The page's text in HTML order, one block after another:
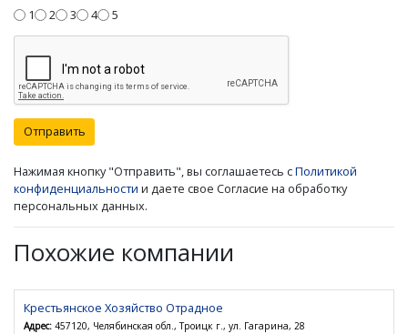
1 2 3 4 5
Отправить
Нажимая кнопку "Отправить", вы соглашаетесь сПолитикой
конфиденциальности и даете свое Согласие на обработку
персональных данных.
Похожие компании
Крестьянское Хозяйство Отрадное
Адрес: 457120, Челябинская обл., Троицк г., ул. Гагарина, 28